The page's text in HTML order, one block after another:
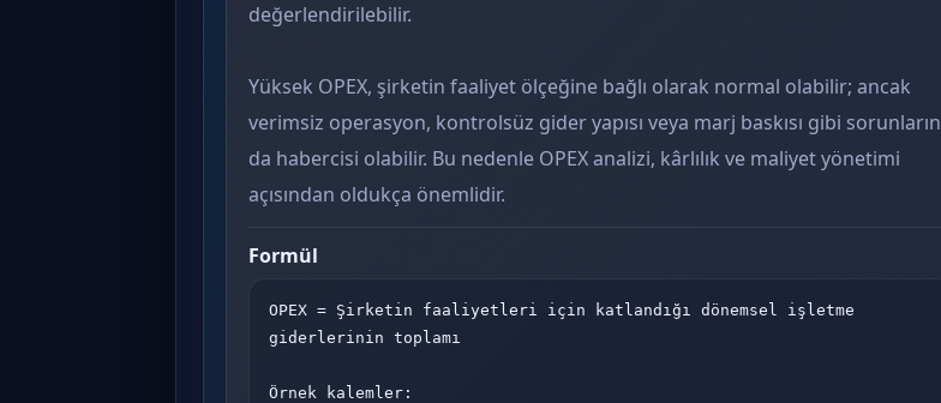
değerlendirilebilir.
Yüksek OPEX, şirketin faaliyet ölçeğine bağlı olarak normal olabilir; ancak
verimsiz operasyon, kontrolsüz gider yapısı veya marj baskısı gibi sorunların
da habercisi olabilir. Bu nedenle OPEX analizi, kârlılık ve maliyet yönetimi
açısından oldukça önemlidir.
Formül
OPEX = Şirketin faaliyetleri için katlandığı dönemsel işletme
giderlerinin toplamı
Örnek kalemler: